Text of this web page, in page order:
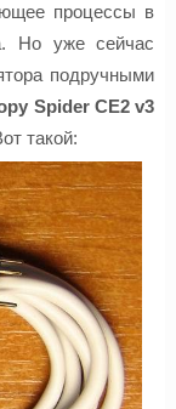
процессы в
Но уже сейчас
подручными
Spider CE2 v3
такой: